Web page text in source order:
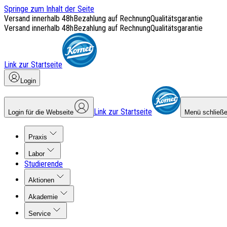
Springe zum Inhalt der Seite
Versand innerhalb 48hBezahlung auf RechnungQualitätsgarantie
Versand innerhalb 48hBezahlung auf RechnungQualitätsgarantie
Link zur Startseite
Login
Login für die Webseite Link zur Startseite Menü
Praxis
Labor
Studierende
Aktionen
Akademie
Service